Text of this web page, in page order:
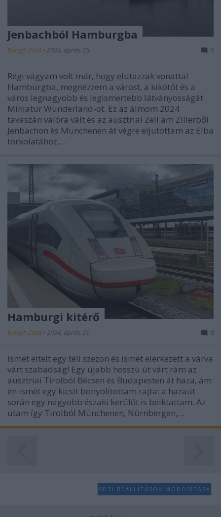
Jenbachból Hamburgba
Balogh Zsolt • 2024. április 25. 0
Régi vágyam volt már, hogy elutazzak vonattal
Hamburgba, megnézzem a várost, a kikötőt és a
város legnagyobb és legismertebb látványosságát
Miniatur Wunderland-ot. Ez az álmom 2024
tavaszán valóra vált és az ausztriai Zell am Zillerből
Jenbachon és Münchenen át végre eljutottam az Elba
torkolatához.…
Hamburgi kitérő
Balogh Zsolt • 2024. április 21. 0
Ismét eltelt egy téli szezon és ismét elérkezett a várva
várt szabadság! Egy újabb hosszú út várt rám az
ausztriai Tirolból Bécsen és Budapesten át haza, ám
én ismét egy kicsit bonyolítottam rajta: a hazaút
során egy nagyobb északi kerülőt is beiktattam. Az
utam így Tirolból Münchenen, Nürnbergen,…
SÜTI BEÁLLÍTÁSOK MÓDOSÍTÁSA